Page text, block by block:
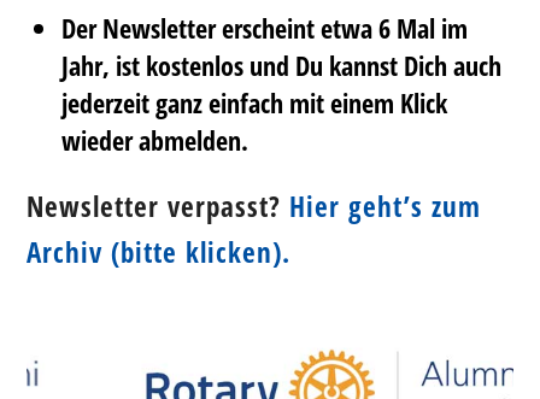
Der Newsletter erscheint etwa 6 Mal im
Jahr, ist kostenlos und Du kannst Dich auch
jederzeit ganz einfach mit einem Klick
wieder abmelden.
Newsletter verpasst? Hier geht’s zum
Archiv (bitte klicken).